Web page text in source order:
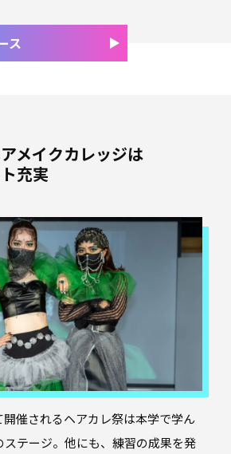
ス
メイクカレッジは
充実
開催されるヘアカレ祭は本学で学ん
ステージ。他にも、練習の成果を発